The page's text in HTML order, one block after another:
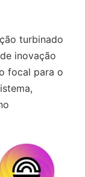
turbinado
inovação
focal para o